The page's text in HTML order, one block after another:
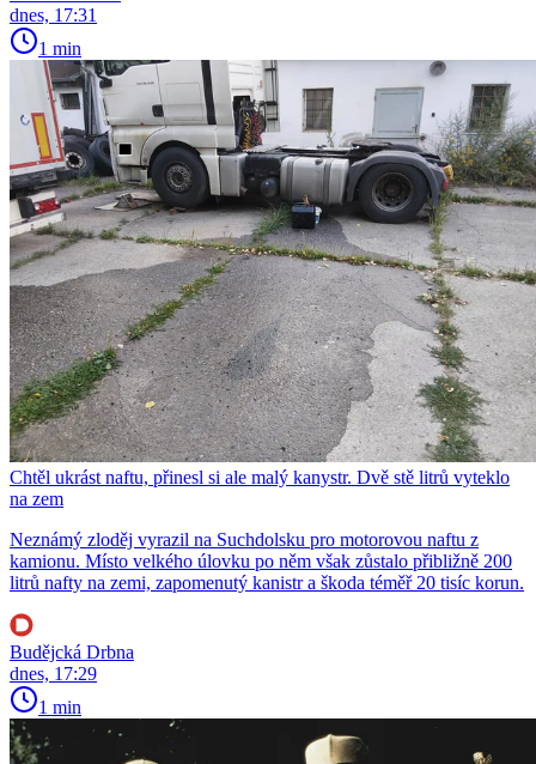
dnes, 17:31
1 min
Chtěl ukrást naftu, přinesl si ale malý kanystr. Dvě stě litrů vyteklo
na zem
Neznámý zloděj vyrazil na Suchdolsku pro motorovou naftu z
kamionu. Místo velkého úlovku po něm však zůstalo přibližně 200
litrů nafty na zemi, zapomenutý kanistr a škoda téměř 20 tisíc korun.
Budějcká Drbna
dnes, 17:29
1 min